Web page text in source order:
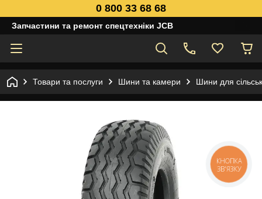
0 800 33 68 68
Запчастини та ремонт спецтехніки JCB
Товари та послуги Шини та камери Шини для
КНОПКА
ЗВ'ЯЗКУ